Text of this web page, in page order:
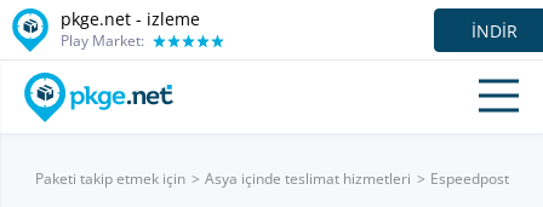
pkge.net - izleme
Play Market: İNDIR
Paketi takip etmek için Asya içinde teslimat hizmetleri Espeedpost